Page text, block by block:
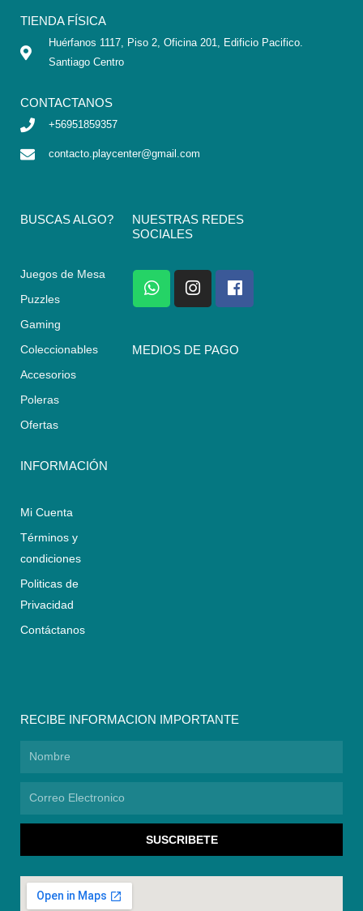
TIENDA FÍSICA
Huérfanos 1117, Piso 2, Oficina 201, Edificio Pacifico.
Santiago Centro
CONTACTANOS
+56951859357
contacto.playcenter@gmail.com
BUSCAS ALGO?
Juegos de Mesa
Puzzles
Gaming
Coleccionables
Accesorios
Poleras
Ofertas
INFORMACIÓN
Mi Cuenta
Términos y
condiciones
Politicas de
Privacidad
Contáctanos
NUESTRAS REDES
SOCIALES
W
h
a
s
I
n
s
a
F
a
c
b
MEDIOS DE PAGO
RECIBE INFORMACION IMPORTANTE
SUSCRIBETE